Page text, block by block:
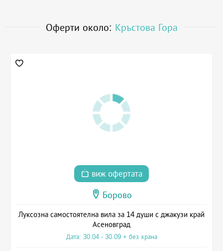
Оферти около: Кръстова Гора
виж офертата
Борово
Луксозна самостоятелна вила за 14 души с джакузи край
Асеновград
Дата: 30.04 - 30.09 + без храна